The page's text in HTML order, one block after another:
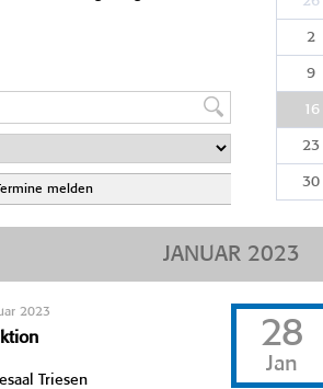
melden
2
9
16
23
30
JANUAR 2023
2023
Triesen
28
Jan